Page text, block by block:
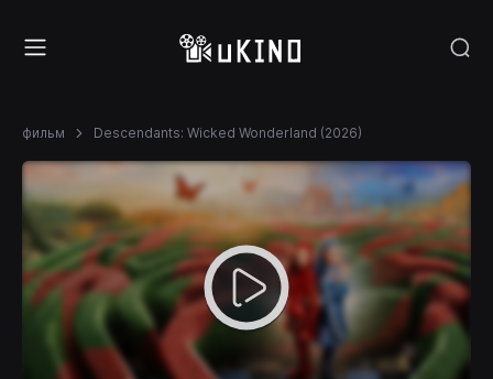
фильм Descendants: Wicked Wonderland (2026)